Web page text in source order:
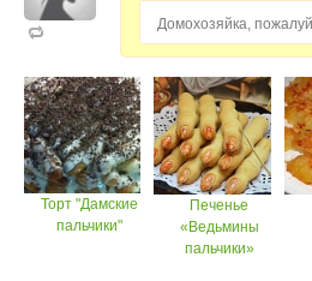
Торт "Дамские
пальчики"
Печенье
«Ведьмины
пальчики»